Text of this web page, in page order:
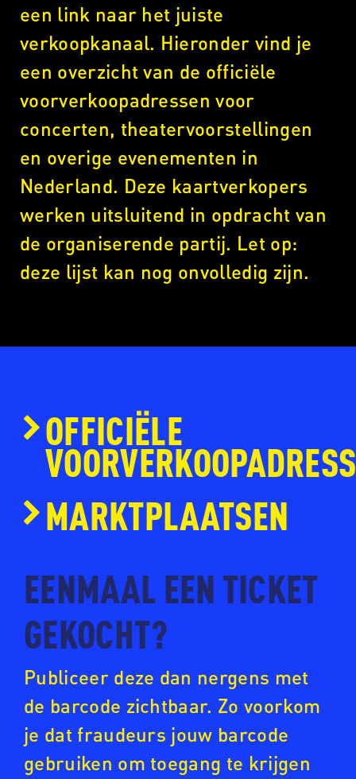
een link naar het juiste
verkoopkanaal. Hieronder vind je
een overzicht van de officiële
voorverkoopadressen voor
concerten, theatervoorstellingen
en overige evenementen in
Nederland. Deze kaartverkopers
werken uitsluitend in opdracht van
de organiserende partij. Let op:
deze lijst kan nog onvolledig zijn.
OFFICIËLE
www.ticketmaster.nl
www.eventim.nl
www.ntk.nl
MARKTPLAATSEN
EENMAAL EEN TICKET
GEKOCHT?
Publiceer deze dan nergens met
de barcode zichtbaar. Zo voorkom
je dat fraudeurs jouw barcode
gebruiken om toegang te krijgen